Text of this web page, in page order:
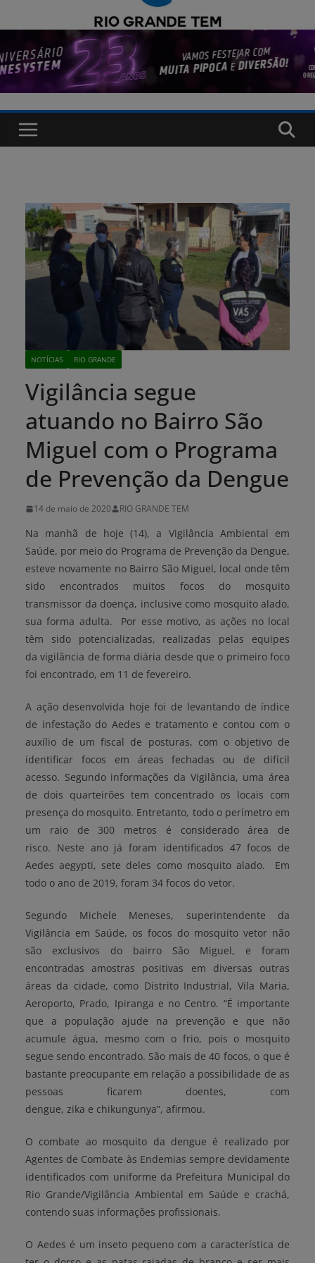
NOTÍCIAS RIO GRANDE
Vigilância segue
atuando no Bairro São
Miguel com o Programa
de Prevenção da Dengue
14 de maio de 2020 RIO GRANDE TEM
Na manhã de hoje (14), a Vigilância Ambiental em
Saúde, por meio do Programa de Prevenção da Dengue,
esteve novamente no Bairro São Miguel, local onde têm
sido encontrados muitos focos do mosquito
transmissor da doença, inclusive como mosquito alado,
sua forma adulta. Por esse motivo, as ações no local
têm sido potencializadas, realizadas pelas equipes
da vigilância de forma diária desde que o primeiro foco
foi encontrado, em 11 de fevereiro.
A ação desenvolvida hoje foi de levantando de índice
de infestação do Aedes e tratamento e contou com o
auxílio de um fiscal de posturas, com o objetivo de
identificar focos em áreas fechadas ou de difícil
acesso. Segundo informações da Vigilância, uma área
de dois quarteirões tem concentrado os locais com
presença do mosquito. Entretanto, todo o perímetro em
um raio de 300 metros é considerado área de
risco. Neste ano já foram identificados 47 focos de
Aedes aegypti, sete deles como mosquito alado. Em
todo o ano de 2019, foram 34 focos do vetor.
Segundo Michele Meneses, superintendente da
Vigilância em Saúde, os focos do mosquito vetor não
são exclusivos do bairro São Miguel, e foram
encontradas amostras positivas em diversas outras
áreas da cidade, como Distrito Industrial, Vila Maria,
Aeroporto, Prado, Ipiranga e no Centro. “É importante
que a população ajude na prevenção e que não
acumule água, mesmo com o frio, pois o mosquito
segue sendo encontrado. São mais de 40 focos, o que é
bastante preocupante em relação a possibilidade de as
pessoas ficarem doentes, com
dengue, zika e chikungunya”, afirmou.
O combate ao mosquito da dengue é realizado por
Agentes de Combate às Endemias sempre devidamente
identificados com uniforme da Prefeitura Municipal do
Rio Grande/Vigilância Ambiental em Saúde e crachá,
contendo suas informações profissionais.
O Aedes é um inseto pequeno com a característica de